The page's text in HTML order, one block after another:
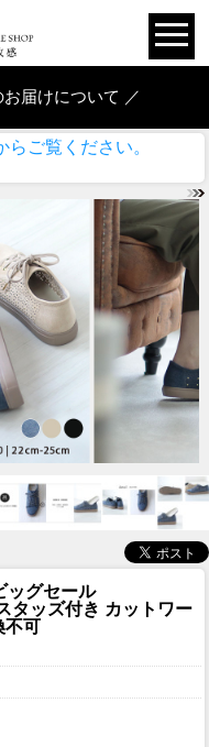
届けについて ／
ご覧ください。
ッグセール
タッズ付き カットワー
不可